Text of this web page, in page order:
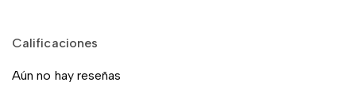
Calificaciones
Aún no hay reseñas